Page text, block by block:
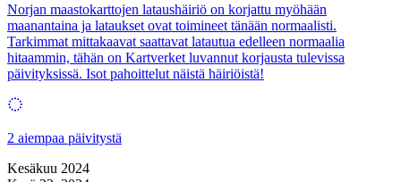
Norjan maastokarttojen lataushäiriö on korjattu myöhään
maanantaina ja lataukset ovat toimineet tänään normaalisti.
Tarkimmat mittakaavat saattavat latautua edelleen normaalia
hitaammin, tähän on Kartverket luvannut korjausta tulevissa
päivityksissä. Isot pahoittelut näistä häiriöistä!
2 aiempaa päivitystä
Kesäkuu 2024